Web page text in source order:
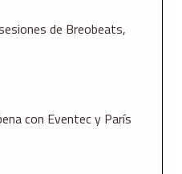
de Breobeats,
con Eventec y París